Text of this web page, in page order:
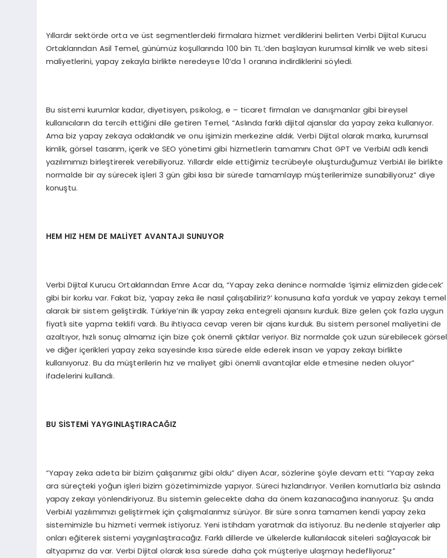
Yıllardır sektörde orta ve üst segmentlerdeki firmalara hizmet verdiklerini belirten Verbi Dijital Kurucu
Ortaklarından Asil Temel, günümüz koşullarında 100 bin TL.’den başlayan kurumsal kimlik ve web sitesi
maliyetlerini, yapay zekayla birlikte neredeyse 10’da 1 oranına indirdiklerini söyledi.
Bu sistemi kurumlar kadar, diyetisyen, psikolog, e – ticaret firmaları ve danışmanlar gibi bireysel
kullanıcıların da tercih ettiğini dile getiren Temel, “Aslında farklı dijital ajanslar da yapay zeka kullanıyor.
Ama biz yapay zekaya odaklandık ve onu işimizin merkezine aldık. Verbi Dijital olarak marka, kurumsal
kimlik, görsel tasarım, içerik ve SEO yönetimi gibi hizmetlerin tamamını Chat GPT ve VerbiAI adlı kendi
yazılımımızı birleştirerek verebiliyoruz. Yıllardır elde ettiğimiz tecrübeyle oluşturduğumuz VerbiAI ile birlikte
normalde bir ay sürecek işleri 3 gün gibi kısa bir sürede tamamlayıp müşterilerimize sunabiliyoruz” diye
konuştu.
HEM HIZ HEM DE MALİYET AVANTAJI SUNUYOR
Verbi Dijital Kurucu Ortaklarından Emre Acar da, “Yapay zeka denince normalde ‘işimiz elimizden gidecek’
gibi bir korku var. Fakat biz, ‘yapay zeka ile nasıl çalışabiliriz?’ konusuna kafa yorduk ve yapay zekayı temel
alarak bir sistem geliştirdik. Türkiye’nin ilk yapay zeka entegreli ajansını kurduk. Bize gelen çok fazla uygun
fiyatlı site yapma teklifi vardı. Bu ihtiyaca cevap veren bir ajans kurduk. Bu sistem personel maliyetini de
azaltıyor, hızlı sonuç almamız için bize çok önemli çıktılar veriyor. Biz normalde çok uzun sürebilecek görsel
ve diğer içerikleri yapay zeka sayesinde kısa sürede elde ederek insan ve yapay zekayı birlikte
kullanıyoruz. Bu da müşterilerin hız ve maliyet gibi önemli avantajlar elde etmesine neden oluyor”
ifadelerini kullandı.
BU SİSTEMİ YAYGINLAŞTIRACAĞIZ
“Yapay zeka adeta bir bizim çalışanımız gibi oldu” diyen Acar, sözlerine şöyle devam etti: “Yapay zeka
ara süreçteki yoğun işleri bizim gözetimimizde yapıyor. Süreci hızlandırıyor. Verilen komutlarla biz aslında
yapay zekayı yönlendiriyoruz. Bu sistemin gelecekte daha da önem kazanacağına inanıyoruz. Şu anda
VerbiAI yazılımımızı geliştirmek için çalışmalarımız sürüyor. Bir süre sonra tamamen kendi yapay zeka
sistemimizle bu hizmeti vermek istiyoruz. Yeni istihdam yaratmak da istiyoruz. Bu nedenle stajyerler alıp
onları eğiterek sistemi yaygınlaştıracağız. Farklı dillerde ve ülkelerde kullanılacak siteleri sağlayacak bir
altyapımız da var. Verbi Dijital olarak kısa sürede daha çok müşteriye ulaşmayı hedefliyoruz”